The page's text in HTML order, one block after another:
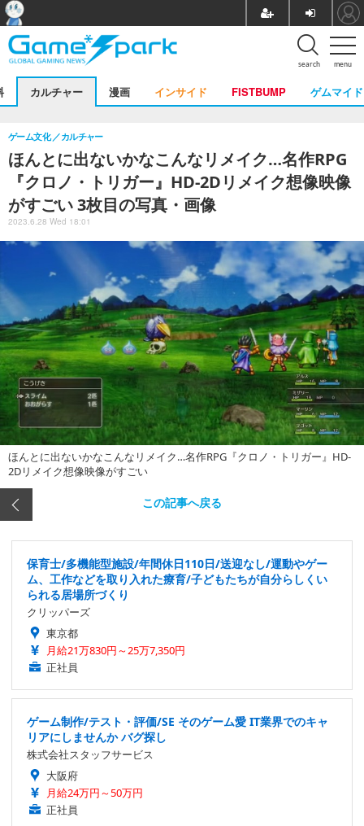
menu
search
カルチャー 漫画 インサイド FISTBUMP ゲムマイド
ほんとに出ないかなこんなリメイク…名作RPG
『クロノ・トリガー』HD-2Dリメイク想像映像
がすごい 3枚目の写真・画像
ゲーム文化 カルチャー
2023.6.28 Wed 18:01
ほんとに出ないかなこんなリメイク…名作RPG『クロノ・トリガー』HD-
2Dリメイク想像映像がすごい
この記事へ戻る
保育士/多機能型施設/年間休日110日/送迎なし/運動やゲー
ム、工作などを取り入れた療育/子どもたちが自分らしくい
られる居場所づくり
クリッパーズ
東京都
月給21万830円～25万7,350円
正社員
ゲーム制作/テスト・評価/SE そのゲーム愛 IT業界でのキャ
リアにしませんか バグ探し
株式会社スタッフサービス
大阪府
月給24万円～50万円
正社員